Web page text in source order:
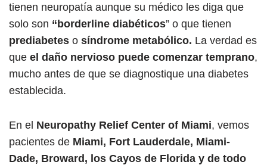
tienen neuropatía aunque su médico les diga que
solo son “borderline diabéticos” o que tienen
prediabetes o síndrome metabólico. La verdad es
que el daño nervioso puede comenzar temprano,
mucho antes de que se diagnostique una diabetes
establecida.
En el Neuropathy Relief Center of Miami, vemos
pacientes de Miami, Fort Lauderdale, Miami-
Dade, Broward, los Cayos de Florida y de todo